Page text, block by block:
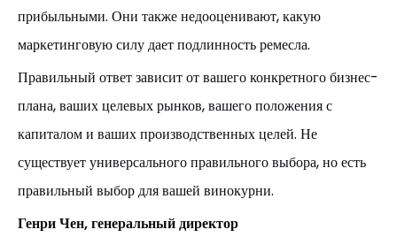
прибыльными. Они также недооценивают, какую
маркетинговую силу дает подлинность ремесла.
Правильный ответ зависит от вашего конкретного бизнес-
плана, ваших целевых рынков, вашего положения с
капиталом и ваших производственных целей. Не
существует универсального правильного выбора, но есть
правильный выбор для вашей винокурни.
Генри Чен, генеральный директор